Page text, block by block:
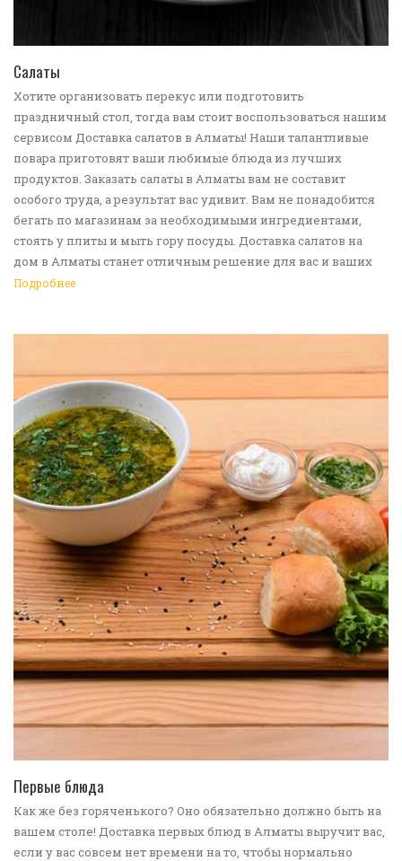
Салаты
Хотите организовать перекус или подготовить
праздничный стол, тогда вам стоит воспользоваться нашим
сервисом Доставка салатов в Алматы! Наши талантливые
повара приготовят ваши любимые блюда из лучших
продуктов. Заказать салаты в Алматы вам не составит
особого труда, а результат вас удивит. Вам не понадобится
бегать по магазинам за необходимыми ингредиентами,
стоять у плиты и мыть гору посуды. Доставка салатов на
дом в Алматы станет отличным решение для вас и ваших
родных, друзей. Ведь мы сами берем все хлопоты в свои
Подробнее
Первые блюда
Как же без горяченького? Оно обязательно должно быть на
вашем столе! Доставка первых блюд в Алматы выручит вас,
если у вас совсем нет времени на то, чтобы нормально